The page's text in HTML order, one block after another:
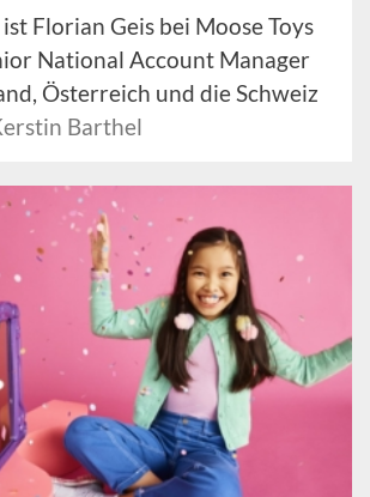
Florian Geis bei Moose Toys
National Account Manager
Österreich und die Schweiz
Barthel